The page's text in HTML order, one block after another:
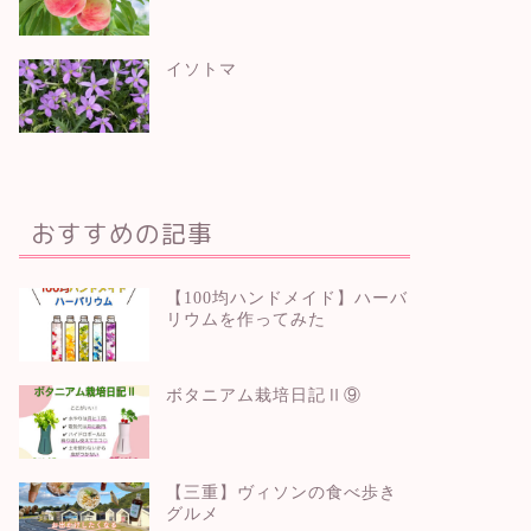
イソトマ
おすすめの記事
【100均ハンドメイド】ハーバ
リウムを作ってみた
ボタニアム栽培日記Ⅱ⑨
【三重】ヴィソンの食べ歩き
グルメ